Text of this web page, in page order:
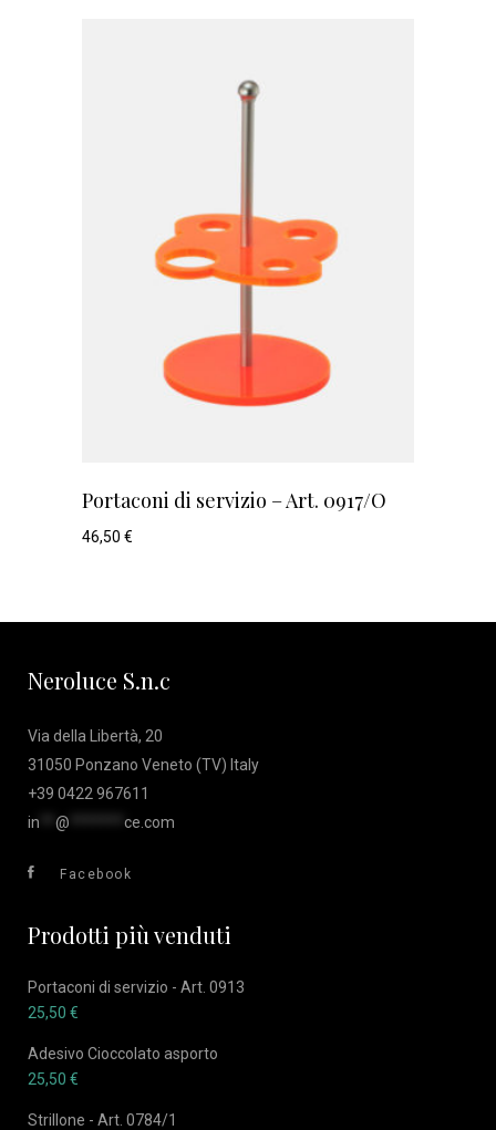
Portaconi di servizio – Art. 0917/O
46,50 €
Neroluce S.n.c
Via della Libertà, 20
31050 Ponzano Veneto (TV) Italy
+39 0422 967611
in
@ ce.com
Facebook
Prodotti più venduti
Portaconi di servizio - Art. 0913
25,50 €
Adesivo Cioccolato asporto
25,50 €
Strillone - Art. 0784/1